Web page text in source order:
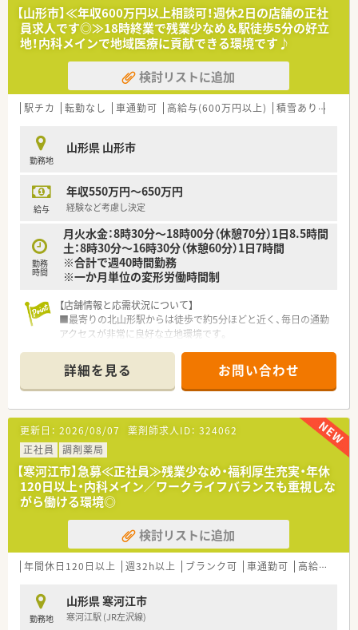
【山形市】≪年収600万円以上相談可！週休2日の店舗の正社
員求人です◎≫18時終業で残業少なめ＆駅徒歩5分の好立
地！内科メインで地域医療に貢献できる環境です♪
検討リストに追加
駅チカ 転勤なし 車通勤可 高給与(600万円以上) 積雪あり
勤務地
山形県 山形市
給与
年収550万円～650万円
経験など考慮し決定
勤務
時間
月火水金：8時30分～18時00分（休憩70分）1日8.5時間
土：8時30分～16時30分（休憩60分）1日7時間
※合計で週40時間勤務
※一か月単位の変形労働時間制
【店舗情報と応需状況について】
■最寄りの北山形駅からは徒歩で約5分ほどと近く、毎日の通勤
アクセスが非常に良好な立地環境です。
枚前後コンスタントに応需しています。
■薬剤師は常勤1名とパート1名、事務2名の体制で、連携を取り
ながらスムーズに業務を行っています。
【募集背景と求める人物像について】
■将来的な新店舗の開局も見据えた増員募集であり、組織体制を
より強固にするための採用を行っています。
■地域医療に貢献したいという意欲を持ち、患者様一人ひとりに
丁寧に寄り添える優しい方を求めています。
■経験が浅い方でも学ぶ意欲があれば歓迎しており、協調性を大
切にしてチームワーク良く働ける方を探しています。
【法人特徴について】
■埼玉県・山形県・新潟県に計3店舗を展開しており、それぞれの
地域に根差した堅実な薬局運営を行っています。
信頼関係を基盤に開局しているため安定感があります。
■大手チェーンとは異なり風通しが良く、社員の声が届きやすい
環境で、柔軟な店舗作りを実践している法人です。
詳細を見る お問い合わせ
更新日： 2026/08/07 薬剤師求人ID： 324062
正社員
調剤薬局
【寒河江市】急募≪正社員≫残業少なめ・福利厚生充実・年休
120日以上・内科メイン／ワークライフバランスも重視しな
がら働ける環境◎
検討リストに追加
年間休日120日以上 週32h以上 ブランク可 車通勤可 高給与(600万円以上)
勤務地
山形県 寒河江市
寒河江駅 (JR左沢線)